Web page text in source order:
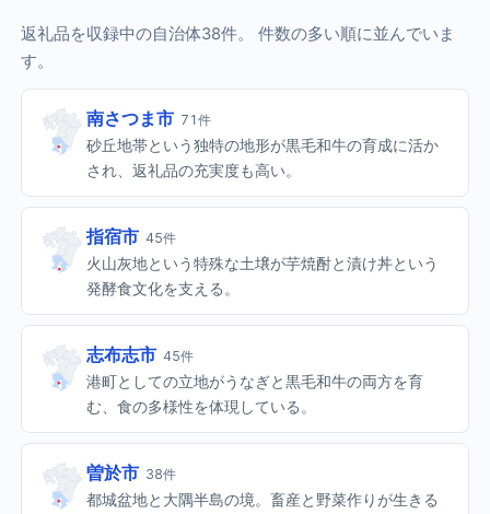
返礼品を収録中の自治体38件。 件数の多い順に並んでいま
す。
南さつま市 71件
砂丘地帯という独特の地形が黒毛和牛の育成に活か
され、返礼品の充実度も高い。
指宿市 45件
火山灰地という特殊な土壌が芋焼酎と漬け丼という
発酵食文化を支える。
志布志市 45件
港町としての立地がうなぎと黒毛和牛の両方を育
む、食の多様性を体現している。
曽於市 38件
都城盆地と大隅半島の境。畜産と野菜作りが生きる